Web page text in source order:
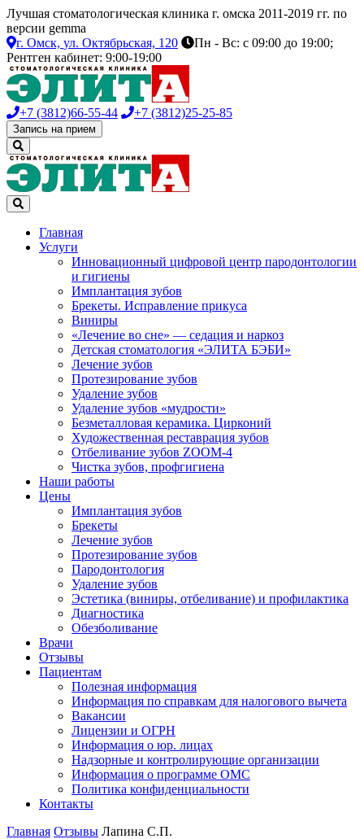
Лучшая стоматологическая клиника г. омска 2011-2019 гг. по
версии gemma
г. Омск, ул. Октябрьская, 120
Пн - Вс: с 09:00 до 19:00;
Рентген кабинет: 9:00-19:00
+7 (3812)66-55-44 +7 (3812)25-25-85
Запись на прием
Главная
Услуги
Инновационный цифровой центр пародонтологии
и гигиены
Имплантация зубов
Брекеты. Исправление прикуса
Виниры
«Лечение во сне» — седация и наркоз
Детская стоматология «ЭЛИТА БЭБИ»
Лечение зубов
Протезирование зубов
Удаление зубов
Удаление зубов «мудрости»
Безметалловая керамика. Цирконий
Художественная реставрация зубов
Отбеливание зубов ZOOM-4
Чистка зубов, профгигиена
Наши работы
Цены
Имплантация зубов
Брекеты
Лечение зубов
Протезирование зубов
Пародонтология
Удаление зубов
Эстетика (виниры, отбеливание) и профилактика
Диагностика
Обезболивание
Врачи
Отзывы
Пациентам
Полезная информация
Информация по справкам для налогового вычета
Вакансии
Лицензии и ОГРН
Информация о юр. лицах
Надзорные и контролирующие организации
Информация о программе ОМС
Политика конфиденциальности
Контакты
Главная Отзывы Лапина С.П.